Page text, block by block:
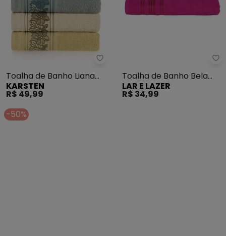
Karsten - Toalha de Banho
Toalha de Banho Liana
(Frapê/Marrom)
KARSTEN
R$ 49,99
Toalha de Banho Bela
Royale (Hot Pink)
LAR E LAZER
R$ 34,99
-50%